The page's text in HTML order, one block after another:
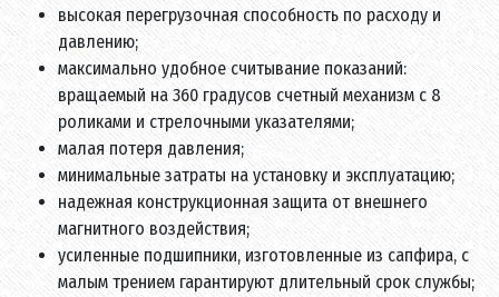
высокая перегрузочная способность по расходу и
давлению;
максимально удобное считывание показаний:
вращаемый на 360 градусов счетный механизм с 8
роликами и стрелочными указателями;
малая потеря давления;
минимальные затраты на установку и эксплуатацию;
надежная конструкционная защита от внешнего
магнитного воздействия;
усиленные подшипники, изготовленные из сапфира, с
малым трением гарантируют длительный срок службы;